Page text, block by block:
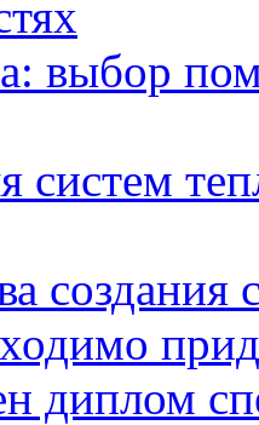
выбор
систем
создания
диплом